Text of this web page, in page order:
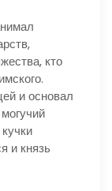
кто
и основал
и князь